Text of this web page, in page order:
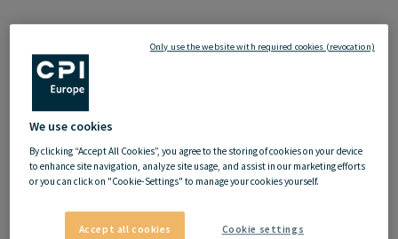
We use cookies
By clicking “Accept All Cookies”, you agree to the storing of cookies on your device
to enhance site navigation, analyze site usage, and assist in our marketing efforts
or you can click on "Cookie-Settings" to manage your cookies yourself.
Accept all cookies Cookie settings
Only use the website with required cookies (revocation)